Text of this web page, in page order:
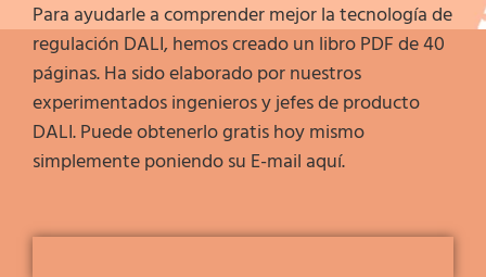
Para ayudarle a comprender mejor la tecnología de
regulación DALI, hemos creado un libro PDF de 40
páginas. Ha sido elaborado por nuestros
experimentados ingenieros y jefes de producto
DALI. Puede obtenerlo gratis hoy mismo
simplemente poniendo su E-mail aquí.